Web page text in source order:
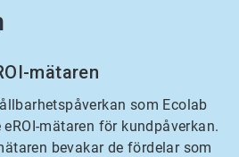
mätaren
som Ecolab
mätaren för kundpåverkan.
bevakar de fördelar som